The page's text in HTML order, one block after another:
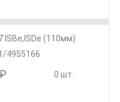
ISBe,ISDe (110мм)
4955166
0 шт.